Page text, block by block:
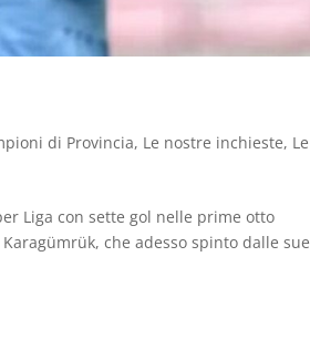
di Provincia, Le nostre inchieste, Le
Liga con sette gol nelle prime otto
che adesso spinto dalle sue